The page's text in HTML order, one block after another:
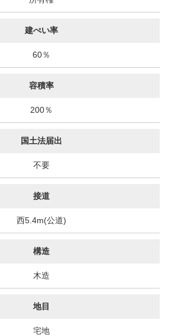
建ぺい率
60％
容積率
200％
国土法届出
不要
接道
西5.4m(公道)
構造
木造
地目
宅地